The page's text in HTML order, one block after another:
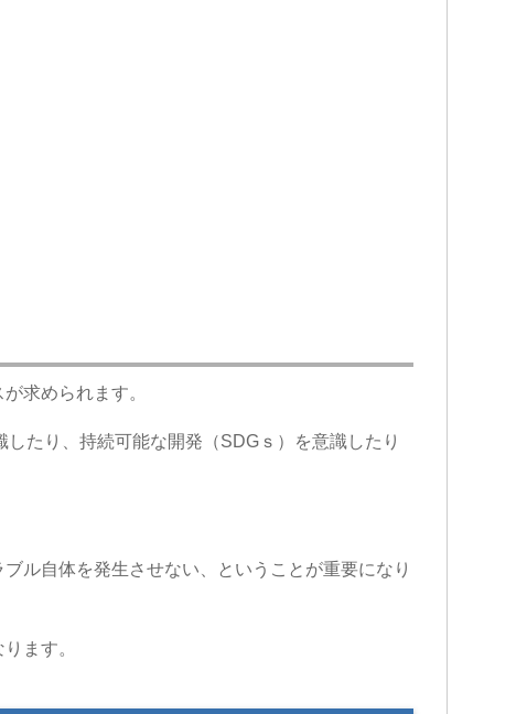
求められます。
たり、持続可能な開発（SDGｓ）を意識したり
ル自体を発生させない、ということが重要になり
ます。